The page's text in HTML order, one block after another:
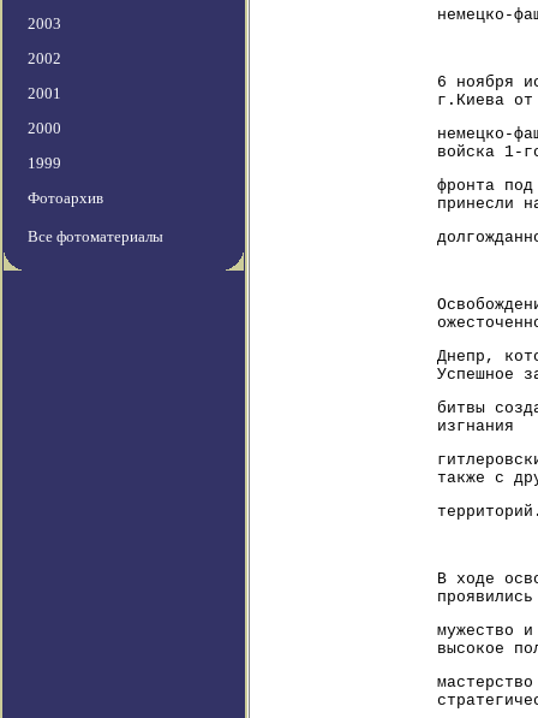
2003
2002
2001
2000
1999
Фотоархив
Все фотоматериалы
немецко-
6 ноября
г.Киева от
немецко-
войска 1-
фронта
принесли
Днепр,
Успешное
битвы
изгнания
также с
В ходе
мужество
высокое